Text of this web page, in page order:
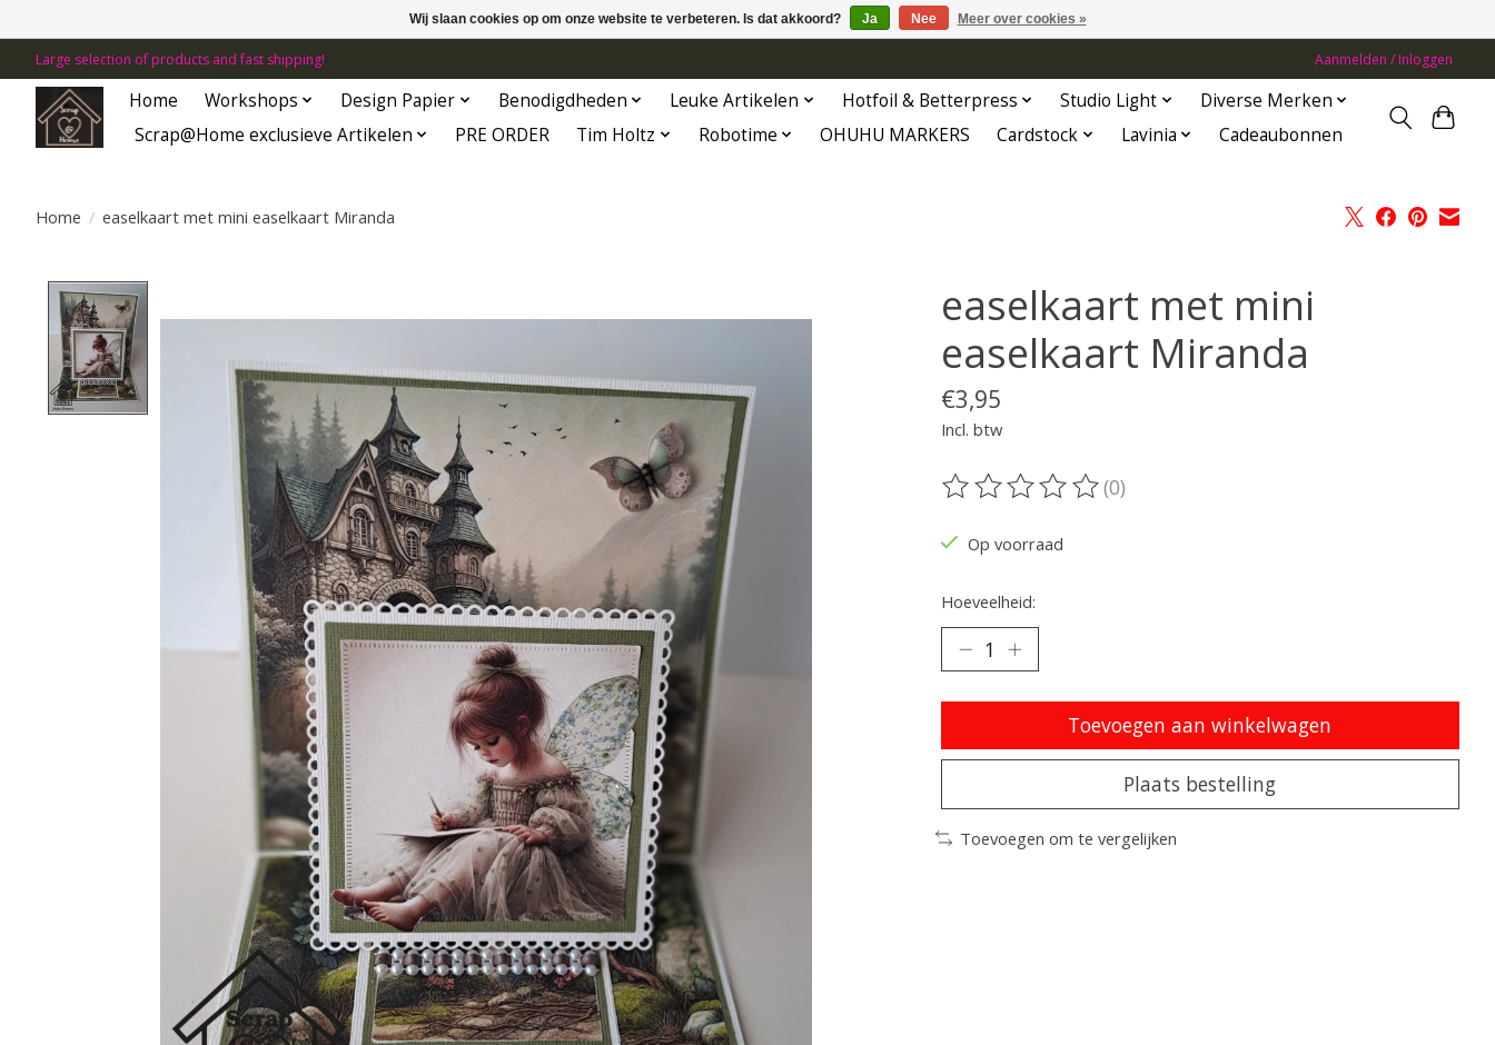
Large selection of products and fast shipping! Aanmelden / Inloggen
Home Workshops Design Papier Benodigdheden Leuke Artikelen Hotfoil & Betterpress Studio Light
Diverse Merken
Scrap@Home exclusieve Artikelen
PRE ORDER Tim Holtz Robotime OHUHU MARKERS Cardstock Lavinia Cadeaubonnen
Home / easelkaart met mini easelkaart Miranda
easelkaart met mini
easelkaart Miranda
€3,95
Incl. btw
De beoordeling van dit product is
(0)
Op voorraad
Hoeveelheid:
Toevoegen aan winkelwagen
Plaats bestelling
Toevoegen om te vergelijken
Wij slaan cookies op om onze website te verbeteren. Is dat akkoord? Ja Nee Meer over cookies »